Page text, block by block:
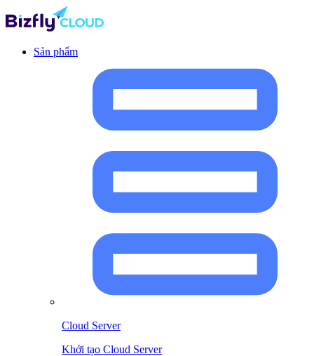
Sản phẩm
Cloud Server
Khởi tạo Cloud Server